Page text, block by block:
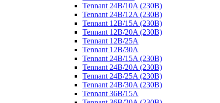
Tennant 24B/10A (230B)
Tennant 24B/12A (230B)
Tennant 12B/15A (230B)
Tennant 12B/20A (230B)
Tennant 12B/25A
Tennant 12B/30A
Tennant 24B/15A (230B)
Tennant 24B/20A (230B)
Tennant 24B/25A (230B)
Tennant 24B/30A (230B)
Tennant 36B/15A